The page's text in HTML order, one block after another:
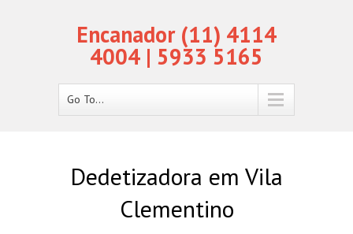
Encanador (11) 4114
4004 | 5933 5165
Go To...
Dedetizadora em Vila
Clementino